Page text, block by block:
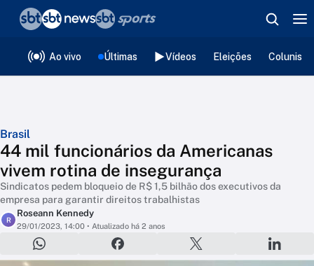
Ao vivo Últimas Vídeos Eleições
Brasil
44 mil funcionários da Americanas
vivem rotina de insegurança
Sindicatos pedem bloqueio de R$ 1,5 bilhão dos executivos da
empresa para garantir direitos trabalhistas
R
Roseann Kennedy
29/01/2023, 14:00 • Atualizado há 2 anos
❮voltar
Editorias